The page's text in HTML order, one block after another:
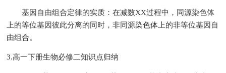
基因自由组合定律的实质：在减数XX过程中，同源染色体
上的等位基因彼此分离的同时，非同源染色体上的非等位基因自
由组合。
3.高一下册生物必修二知识点归纳